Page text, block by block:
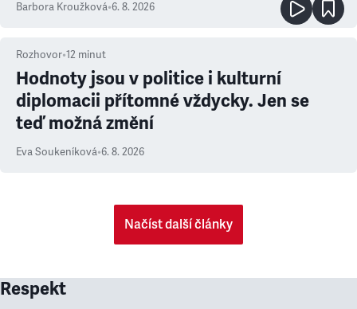
Barbora Kroužková•6. 8. 2026
Rozhovor•12 minut
Hodnoty jsou v politice i kulturní
diplomacii přítomné vždycky. Jen se
teď možná změní
Eva Soukeníková•6. 8. 2026
Načíst další články
Respekt